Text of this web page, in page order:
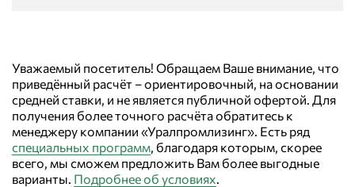
Уважаемый посетитель! Обращаем Ваше внимание, что
приведённый расчёт – ориентировочный, на основании
средней ставки, и не является публичной офертой. Для
получения более точного расчёта обратитесь к
менеджеру компании «Уралпромлизинг». Есть ряд
специальных программ, благодаря которым, скорее
всего, мы сможем предложить Вам более выгодные
варианты.
Подробнее об условиях.